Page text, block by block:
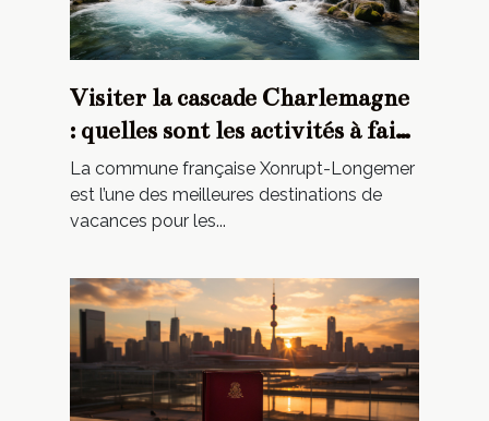
Visiter la cascade Charlemagne
: quelles sont les activités à faire
absolument
La commune française Xonrupt-Longemer
est l’une des meilleures destinations de
vacances pour les...